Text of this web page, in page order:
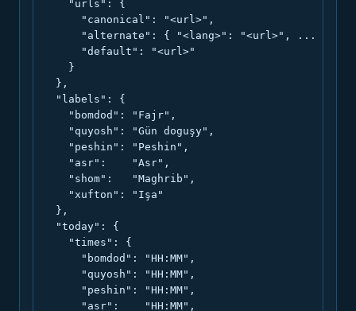
    "urls": {
      "canonical": "<url>",
      "alternate": { "<lang>": "<url>", ... },
      "default": "<url>"
    }
  },
  "labels": {
    "bomdod": "Fajr",
    "quyosh": "Gün doguşy",
    "peshin": "Peshin",
    "asr":    "Asr",
    "shom":   "Maghrib",
    "xufton": "Işa"
  },
  "today": {
    "times": {
      "bomdod": "HH:MM",
      "quyosh": "HH:MM",
      "peshin": "HH:MM",
      "asr":    "HH:MM",